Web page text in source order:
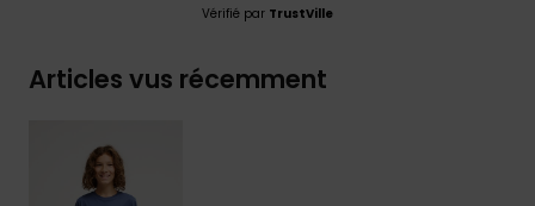
Vérifié par TrustVille
Articles vus récemment